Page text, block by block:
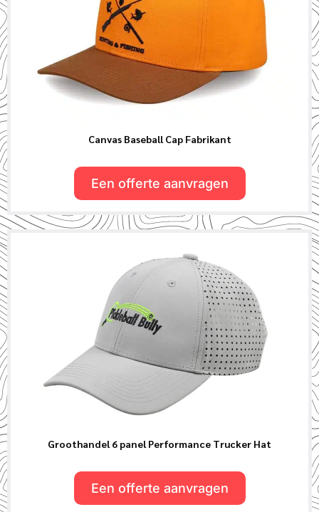
Canvas Baseball Cap Fabrikant
Een offerte aanvragen
Groothandel 6 panel Performance Trucker Hat
Een offerte aanvragen